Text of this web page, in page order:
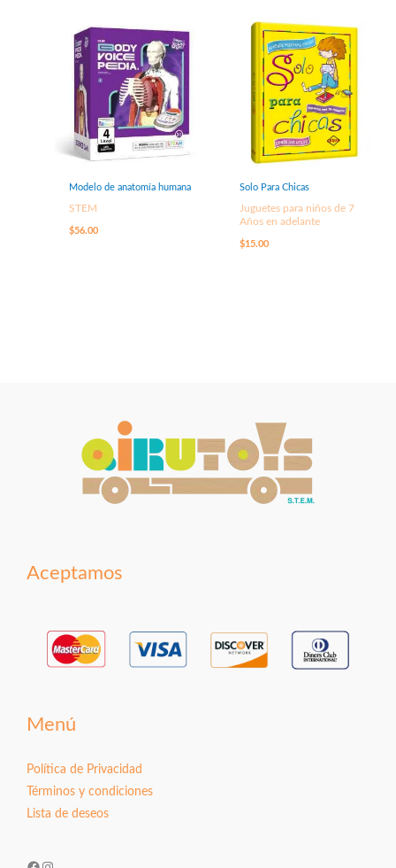
Modelo de anatomía humana
STEM
$56.00
Solo Para Chicas
Juguetes para niños de 7
Años en adelante
$15.00
Aceptamos
Menú
Política de Privacidad
Términos y condiciones
Lista de deseos